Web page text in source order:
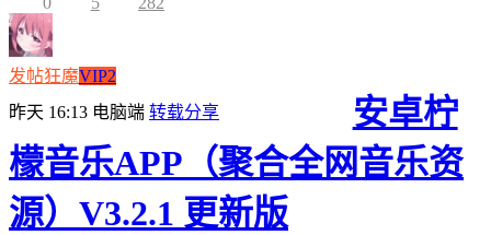
发帖狂魔VIP2
昨天 16:13 电脑端 转载分享
安卓柠
檬音乐APP（聚合全网音乐资
源）V3.2.1 更新版